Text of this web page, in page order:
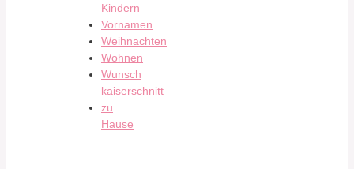
Kindern
Vornamen
Weihnachten
Wohnen
Wunsch
kaiserschnitt
zu
Hause